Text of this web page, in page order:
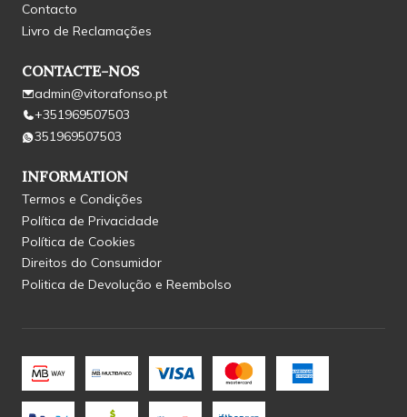
Contacto
Livro de Reclamações
CONTACTE-NOS
admin@vitorafonso.pt
+351969507503
351969507503
INFORMATION
Termos e Condições
Política de Privacidade
Política de Cookies
Direitos do Consumidor
Politica de Devolução e Reembolso